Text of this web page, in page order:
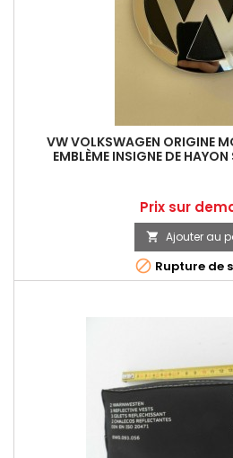
VW VOLKSWAGEN ORIGINE
EMBLÈME INSIGNE DE
Prix
Prix sur
 Ajouter au
 Rupture de